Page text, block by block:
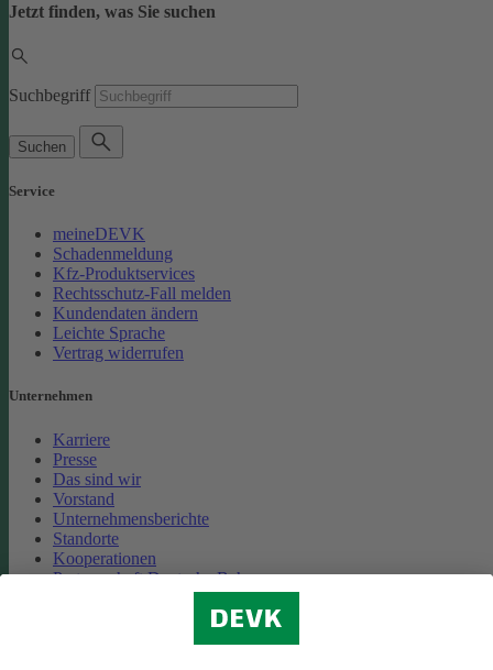
Jetzt finden, was Sie suchen
Suchbegriff
Suchen
Service
meineDEVK
Schadenmeldung
Kfz-Produktservices
Rechtsschutz-Fall melden
Kundendaten ändern
Leichte Sprache
Vertrag widerrufen
Unternehmen
Karriere
Presse
Das sind wir
Vorstand
Unternehmensberichte
Standorte
Kooperationen
Partnerschaft Deutsche Bahn